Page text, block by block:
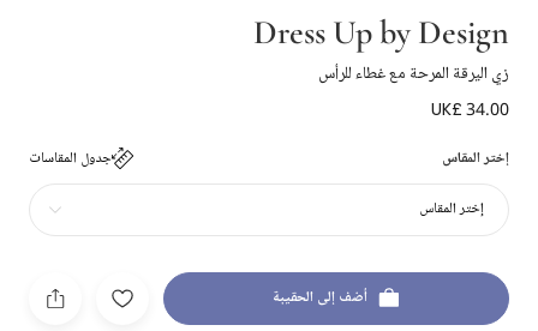
Dress Up by Design
زي اليرقة المرحة مع غطاء للرأس
UK£ 34.00
إختر المقاس جدول المقاسات
إختر المقاس
أضف إلى الحقيبة